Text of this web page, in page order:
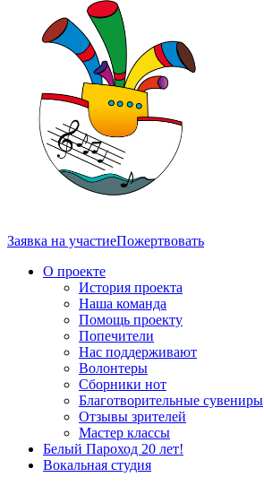
Заявка на участиеПожертвовать
О проекте
История проекта
Наша команда
Помощь проекту
Попечители
Нас поддерживают
Волонтеры
Сборники нот
Благотворительные сувениры
Отзывы зрителей
Мастер классы
Белый Пароход 20 лет!
Вокальная студия